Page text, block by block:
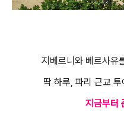
지베르니와 베르사유
딱 하루, 파리 근교
지금부터